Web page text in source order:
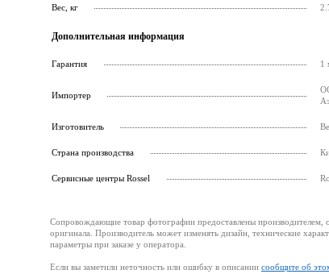
Вес, кг
Дополнительная информация
Гарантия 1
Импортер
Изготовитель
Страна производства
Cервисные центры Rossel
Сопровождающие товар фотографии предоставлены производителем,
оригинала. Производитель может изменять дизайн, технические
параметры при заказе у оператора.
Если вы заметили неточность или ошибку в описании сообщите об